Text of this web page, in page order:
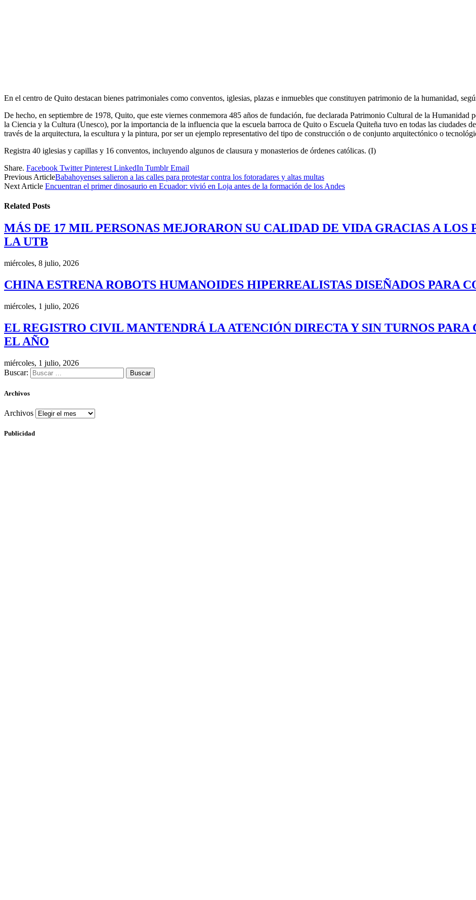
En el centro de Quito destacan bienes patrimoniales como conventos, iglesias, plazas e inmuebles que constituyen patrimonio de la humanidad,
De hecho, en septiembre de 1978, Quito, que este viernes conmemora 485 años de fundación, fue declarada Patrimonio Cultural de la
la Ciencia y la Cultura (Unesco), por la importancia de la influencia que la escuela barroca de Quito o Escuela Quiteña tuvo en todas las ciudades
través de la arquitectura, la escultura y la pintura, por ser un ejemplo representativo del tipo de construcción o de conjunto arquitectónico o
Registra 40 iglesias y capillas y 16 conventos, incluyendo algunos de clausura y monasterios de órdenes católicas. (I)
Share. Facebook Twitter Pinterest LinkedIn Tumblr Email
Previous ArticleBabahoyenses salieron a las calles para protestar contra los fotoradares y altas multas
Next Article Encuentran el primer dinosaurio en Ecuador: vivió en Loja antes de la formación de los Andes
Related Posts
MÁS DE 17 MIL PERSONAS MEJORARON SU CALIDAD DE VIDA GRACIAS A LOS
LA UTB
miércoles, 8 julio, 2026
CHINA ESTRENA ROBOTS HUMANOIDES HIPERREALISTAS DISEÑADOS PARA
miércoles, 1 julio, 2026
EL REGISTRO CIVIL MANTENDRÁ LA ATENCIÓN DIRECTA Y SIN TURNOS PARA
EL AÑO
miércoles, 1 julio, 2026
Buscar:
Archivos
Archivos
Publicidad